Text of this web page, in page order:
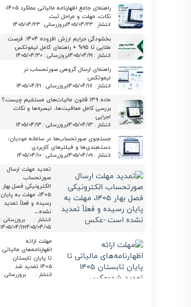
راهنمای جامع اظهارنامه مالیاتی عملکرد 1405؛
نکات، مهلت و مراحل ثبت
انتشار : 1405/04/23 بروزرسانی : 1405/04/23
بخشودگی جرایم ارزش افزوده ۱۴۰۴: فرصت
طلایی تا ۹۵% + راهنمای کامل لیموتکس
انتشار : 1405/04/19 بروزرسانی : 1405/04/30
راهنمای ارسال گروهی صورتحساب در
لیموتکس
انتشار : 1405/04/17 بروزرسانی : 1405/04/21
ماده ۱۳۹ قانون مالیات‌های مستقیم چیست؟
بررسی کامل معافیت‌ها، تبصره‌ها و نکات
اجرایی
انتشار : 1405/04/13 بروزرسانی : 1405/04/13
جستجوی صورتحساب‌ها در سامانه مودیان؛
دسته‌بندی‌ها و فیلترهای کاربردی
انتشار : 1405/04/09 بروزرسانی : 1405/04/10
تمدید مهلت ارسال
صورتحساب
الکترونیکی فصل بهار
1405، مهلت به پایان
رسیده و فعلاً تمدید
نشده…
انتشار :
1405/04/05
بروزرسانی :
1405/04/16
مهلت ارائه
اظهارنامه‌های مالیاتی
تا پایان تابستان
1405 تمدید شد
انتشار :
بروزرسانی :